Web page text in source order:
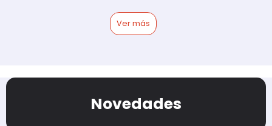
Ver más
Novedades